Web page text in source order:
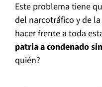
Este problema tiene
del narcotráfico y de
hacer frente a toda
patria a condenado
quién?